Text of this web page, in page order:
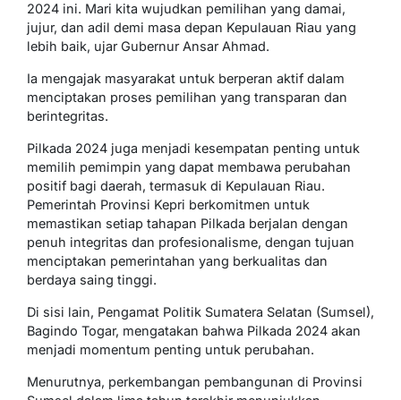
2024 ini. Mari kita wujudkan pemilihan yang damai,
jujur, dan adil demi masa depan Kepulauan Riau yang
lebih baik, ujar Gubernur Ansar Ahmad.
Ia mengajak masyarakat untuk berperan aktif dalam
menciptakan proses pemilihan yang transparan dan
berintegritas.
Pilkada 2024 juga menjadi kesempatan penting untuk
memilih pemimpin yang dapat membawa perubahan
positif bagi daerah, termasuk di Kepulauan Riau.
Pemerintah Provinsi Kepri berkomitmen untuk
memastikan setiap tahapan Pilkada berjalan dengan
penuh integritas dan profesionalisme, dengan tujuan
menciptakan pemerintahan yang berkualitas dan
berdaya saing tinggi.
Di sisi lain, Pengamat Politik Sumatera Selatan (Sumsel),
Bagindo Togar, mengatakan bahwa Pilkada 2024 akan
menjadi momentum penting untuk perubahan.
Menurutnya, perkembangan pembangunan di Provinsi